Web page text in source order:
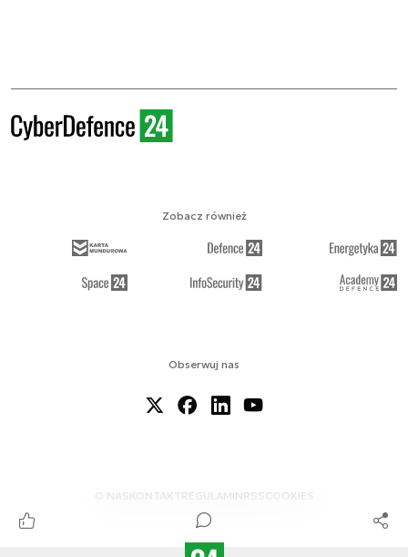
Obserwuj nas
O NAS KONTAKTREGULAMINRSS COOKIES
Zobacz również